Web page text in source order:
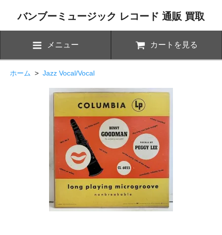
バンブーミュージック レコード 通販 買取
メニュー カートを見る
ホーム > Jazz Vocal/Vocal